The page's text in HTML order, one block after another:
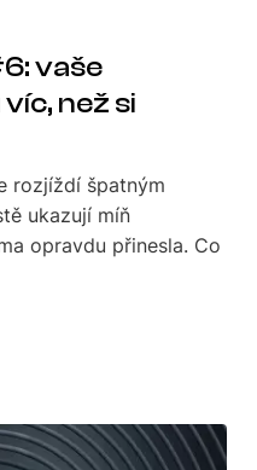
vaše
než si
rozjíždí špatným
ukazují míň
opravdu přinesla. Co